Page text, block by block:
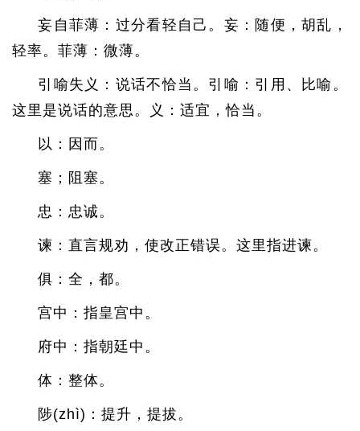
妄自菲薄：过分看轻自己。妄：随便，胡乱，
轻率。菲薄：微薄。
引喻失义：说话不恰当。引喻：引用、比喻。
这里是说话的意思。义：适宜，恰当。
以：因而。
塞；阻塞。
忠：忠诚。
谏：直言规劝，使改正错误。这里指进谏。
俱：全，都。
宫中：指皇宫中。
府中：指朝廷中。
体：整体。
陟(zhì)：提升，提拔。